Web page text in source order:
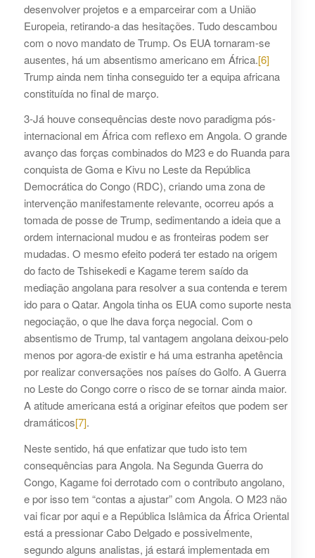
desenvolver projetos e a emparceirar com a União
Europeia, retirando-a das hesitações. Tudo descambou
com o novo mandato de Trump. Os EUA tornaram-se
ausentes, há um absentismo americano em África.[6]
Trump ainda nem tinha conseguido ter a equipa africana
constituída no final de março.
3-Já houve consequências deste novo paradigma pós-
internacional em África com reflexo em Angola. O grande
avanço das forças combinados do M23 e do Ruanda para
conquista de Goma e Kivu no Leste da República
Democrática do Congo (RDC), criando uma zona de
intervenção manifestamente relevante, ocorreu após a
tomada de posse de Trump, sedimentando a ideia que a
ordem internacional mudou e as fronteiras podem ser
mudadas. O mesmo efeito poderá ter estado na origem
do facto de Tshisekedi e Kagame terem saído da
mediação angolana para resolver a sua contenda e terem
ido para o Qatar. Angola tinha os EUA como suporte nesta
negociação, o que lhe dava força negocial. Com o
absentismo de Trump, tal vantagem angolana deixou-pelo
menos por agora-de existir e há uma estranha apetência
por realizar conversações nos países do Golfo. A Guerra
no Leste do Congo corre o risco de se tornar ainda maior.
A atitude americana está a originar efeitos que podem ser
dramáticos[7].
Neste sentido, há que enfatizar que tudo isto tem
consequências para Angola. Na Segunda Guerra do
Congo, Kagame foi derrotado com o contributo angolano,
e por isso tem “contas a ajustar” com Angola. O M23 não
vai ficar por aqui e a República Islâmica da África Oriental
está a pressionar Cabo Delgado e possivelmente,
segundo alguns analistas, já estará implementada em